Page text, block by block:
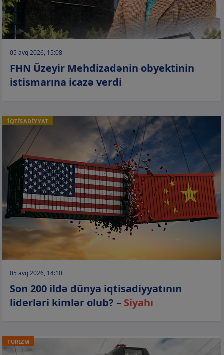
05 avq 2026, 15:08
FHN Üzeyir Mehdizadənin obyektinin
istismarına icazə verdi
İQTİSADİYYAT
05 avq 2026, 14:10
Son 200 ildə dünya iqtisadiyyatının
liderləri kimlər olub? – Siyahı
TURİZM